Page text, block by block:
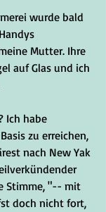
wurde bald
Mutter. Ihre
auf Glas und ich
Ich habe
zu erreichen,
nach New Yak
Stimme, "-- mit
doch nicht fort,